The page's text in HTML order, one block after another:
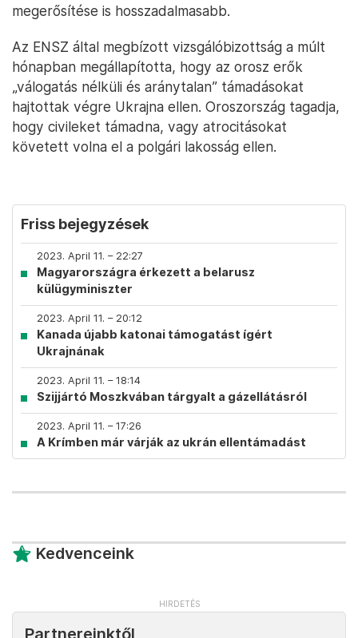
megerősítése is hosszadalmasabb.
Az ENSZ által megbízott vizsgálóbizottság a múlt
hónapban megállapította, hogy az orosz erők
„válogatás nélküli és aránytalan” támadásokat
hajtottak végre Ukrajna ellen. Oroszország tagadja,
hogy civileket támadna, vagy atrocitásokat
követett volna el a polgári lakosság ellen.
Friss bejegyzések
2023. April 11. – 22:27
Magyarországra érkezett a belarusz
külügyminiszter
2023. April 11. – 20:12
Kanada újabb katonai támogatást ígért
Ukrajnának
2023. April 11. – 18:14
Szijjártó Moszkvában tárgyalt a gázellátásról
2023. April 11. – 17:26
A Krímben már várják az ukrán ellentámadást
Kedvenceink
Partnereinktől